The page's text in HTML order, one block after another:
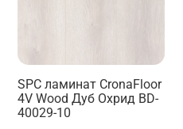
SPC ламинат CronaFloor
4V Wood Дуб Охрид BD-
40029-10